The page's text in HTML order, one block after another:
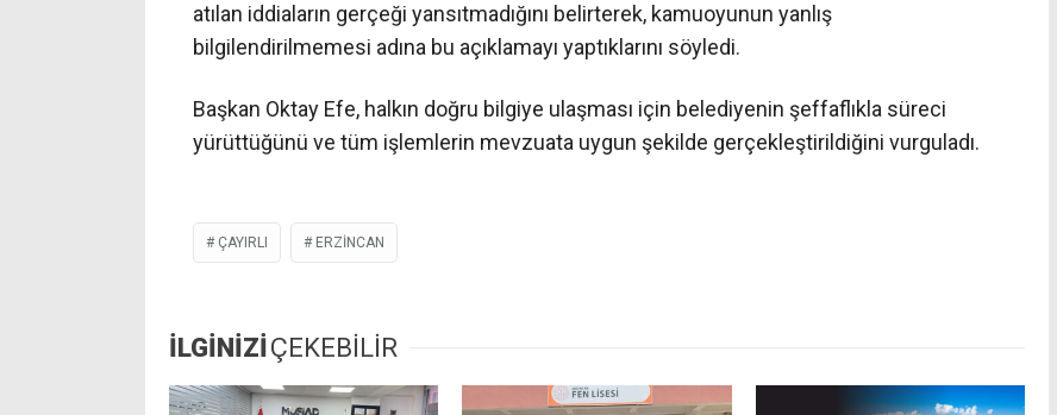
atılan iddiaların gerçeği yansıtmadığını belirterek, kamuoyunun yanlış
bilgilendirilmemesi adına bu açıklamayı yaptıklarını söyledi.
Başkan Oktay Efe, halkın doğru bilgiye ulaşması için belediyenin şeffaflıkla süreci
yürüttüğünü ve tüm işlemlerin mevzuata uygun şekilde gerçekleştirildiğini vurguladı.
ÇAYIRLI ERZINCAN
İLGİNİZİÇEKEBİLİR